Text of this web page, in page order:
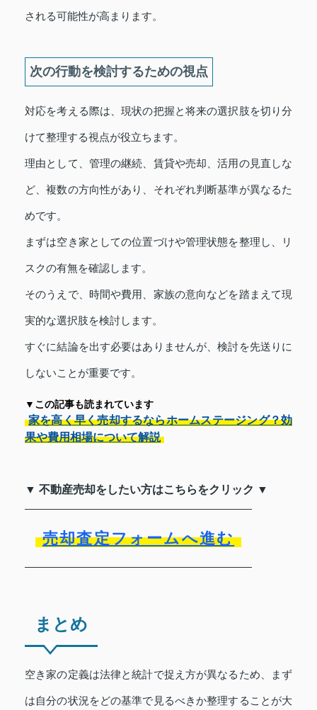
される可能性が高まります。
次の行動を検討するための視点
対応を考える際は、現状の把握と将来の選択肢を切り分
けて整理する視点が役立ちます。
理由として、管理の継続、賃貸や売却、活用の見直しな
ど、複数の方向性があり、それぞれ判断基準が異なるた
めです。
まずは空き家としての位置づけや管理状態を整理し、リ
スクの有無を確認します。
そのうえで、時間や費用、家族の意向などを踏まえて現
実的な選択肢を検討します。
すぐに結論を出す必要はありませんが、検討を先送りに
しないことが重要です。
▼この記事も読まれています
家を高く早く売却するならホームステージング？効
果や費用相場について解説
▼ 不動産売却をしたい方はこちらをクリック ▼
売却査定フォームへ進む
まとめ
空き家の定義は法律と統計で捉え方が異なるため、まず
は自分の状況をどの基準で見るべきか整理することが大